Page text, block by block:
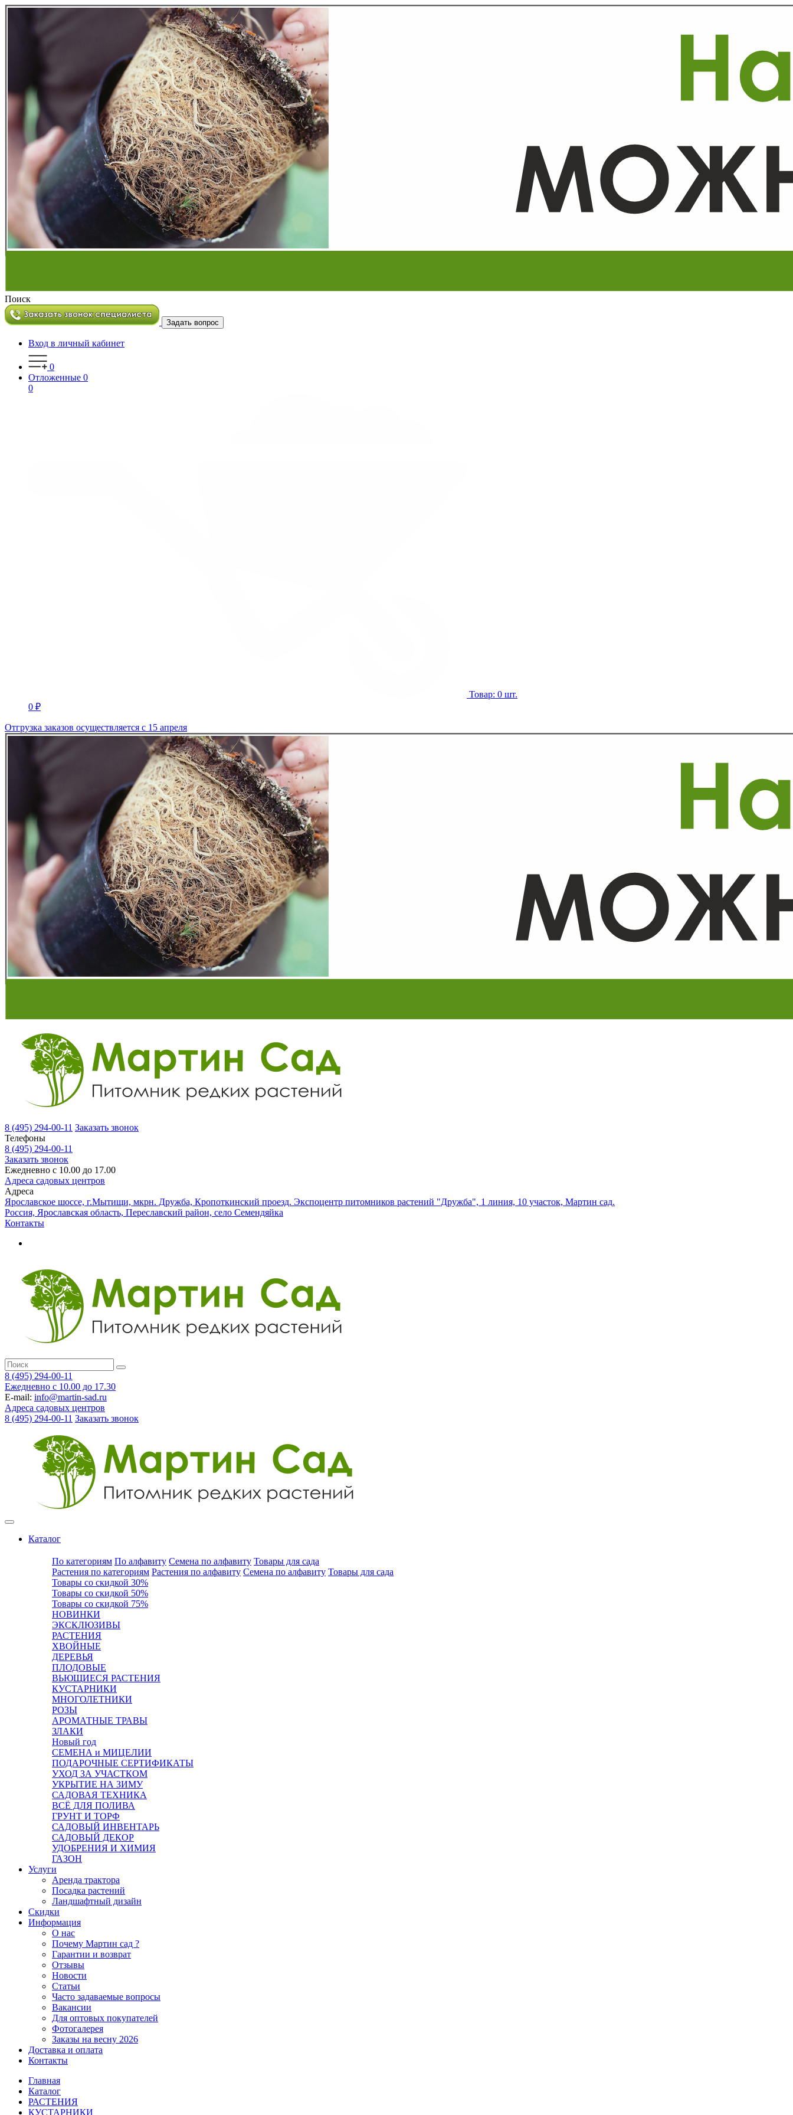
Поиск
Задать вопрос
Вход в личный кабинет
0
Отложенные 0
0
Товар: 0 шт.
0 ₽
Отгрузка заказов осуществляется с 15 апреля
8 (495) 294-00-11 Заказать звонок
Телефоны
8 (495) 294-00-11
Заказать звонок
Ежедневно с 10.00 до 17.00
Адреса садовых центров
Адреса
Ярославское шоссе, г.Мытищи, мкрн. Дружба, Кропоткинский проезд. Экспоцентр питомников растений "Дружба", 1 линия, 10 участок, Мартин сад.
Россия, Ярославская область, Переславский район, село Семендяйка
Контакты
8 (495) 294-00-11
Ежедневно с 10.00 до 17.30
E-mail: info@martin-sad.ru
Адреса садовых центров
8 (495) 294-00-11 Заказать звонок
Каталог
По категориям По алфавиту Семена по алфавиту Товары для сада
Растения по категориям Растения по алфавиту Семена по алфавиту Товары для сада
Товары со скидкой 30%
Товары со скидкой 50%
Товары со скидкой 75%
НОВИНКИ
ЭКСКЛЮЗИВЫ
РАСТЕНИЯ
ХВОЙНЫЕ
ДЕРЕВЬЯ
ПЛОДОВЫЕ
ВЬЮЩИЕСЯ РАСТЕНИЯ
КУСТАРНИКИ
МНОГОЛЕТНИКИ
РОЗЫ
АРОМАТНЫЕ ТРАВЫ
ЗЛАКИ
Новый год
СЕМЕНА и МИЦЕЛИИ
ПОДАРОЧНЫЕ СЕРТИФИКАТЫ
УХОД ЗА УЧАСТКОМ
УКРЫТИЕ НА ЗИМУ
САДОВАЯ ТЕХНИКА
ВСЁ ДЛЯ ПОЛИВА
ГРУНТ И ТОРФ
САДОВЫЙ ИНВЕНТАРЬ
САДОВЫЙ ДЕКОР
УДОБРЕНИЯ И ХИМИЯ
ГАЗОН
Услуги
Аренда трактора
Посадка растений
Ландшафтный дизайн
Скидки
Информация
О нас
Почему Мартин сад ?
Гарантии и возврат
Отзывы
Новости
Статьи
Часто задаваемые вопросы
Вакансии
Для оптовых покупателей
Фотогалерея
Заказы на весну 2026
Доставка и оплата
Контакты
Главная
Каталог
РАСТЕНИЯ
КУСТАРНИКИ